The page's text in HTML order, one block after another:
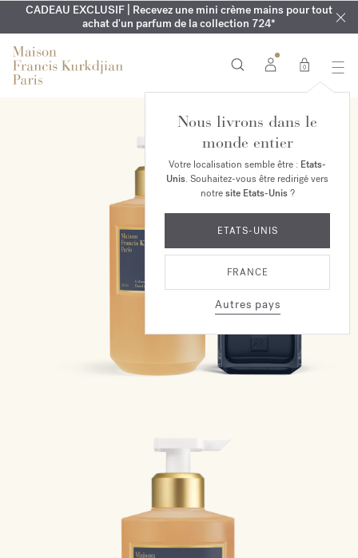
EXCLUSIF | Découvrez le nouveau parfum OUDvelvet mood
dans votre commande*
CADEAU EXCLUSIF | Recevez une mini crème mains pour tout
achat d'un parfum de la collection 724*
GRAVURE OFFERTE | Sur la collection AquaCologne forte
jusqu'au 16 août
LE VESTIAIRE DE L'ÉTÉ | Découvrez votre parfum signature
0
Nous livrons dans le
monde entier
Votre localisation semble être : Etats-
Unis. Souhaitez-vous être redirigé vers
notresite Etats-Unis?
ETATS-UNIS
FRANCE
Autres pays
EXCLUSIVITÉ EN LIGNE